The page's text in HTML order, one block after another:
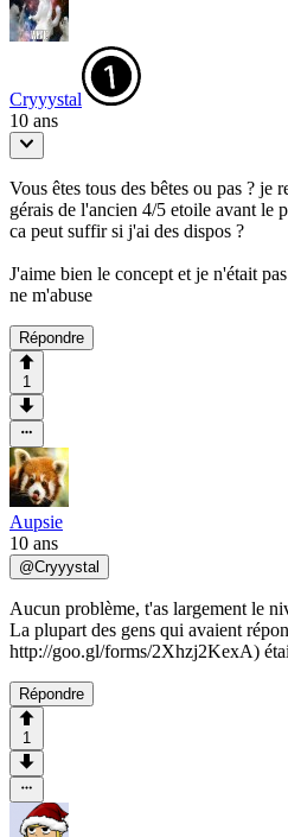
Cryyystal
10 ans
Vous êtes tous des bêtes ou pas ? je
gérais de l'ancien 4/5 etoile avant le
ca peut suffir si j'ai des dispos ?
J'aime bien le concept et je n'était
ne m'abuse
Répondre
1
Aupsie
10 ans
@Cryyystal
Aucun problème, t'as largement le
La plupart des gens qui avaient
http://goo.gl/forms/2Xhzj2KexA)
Répondre
1